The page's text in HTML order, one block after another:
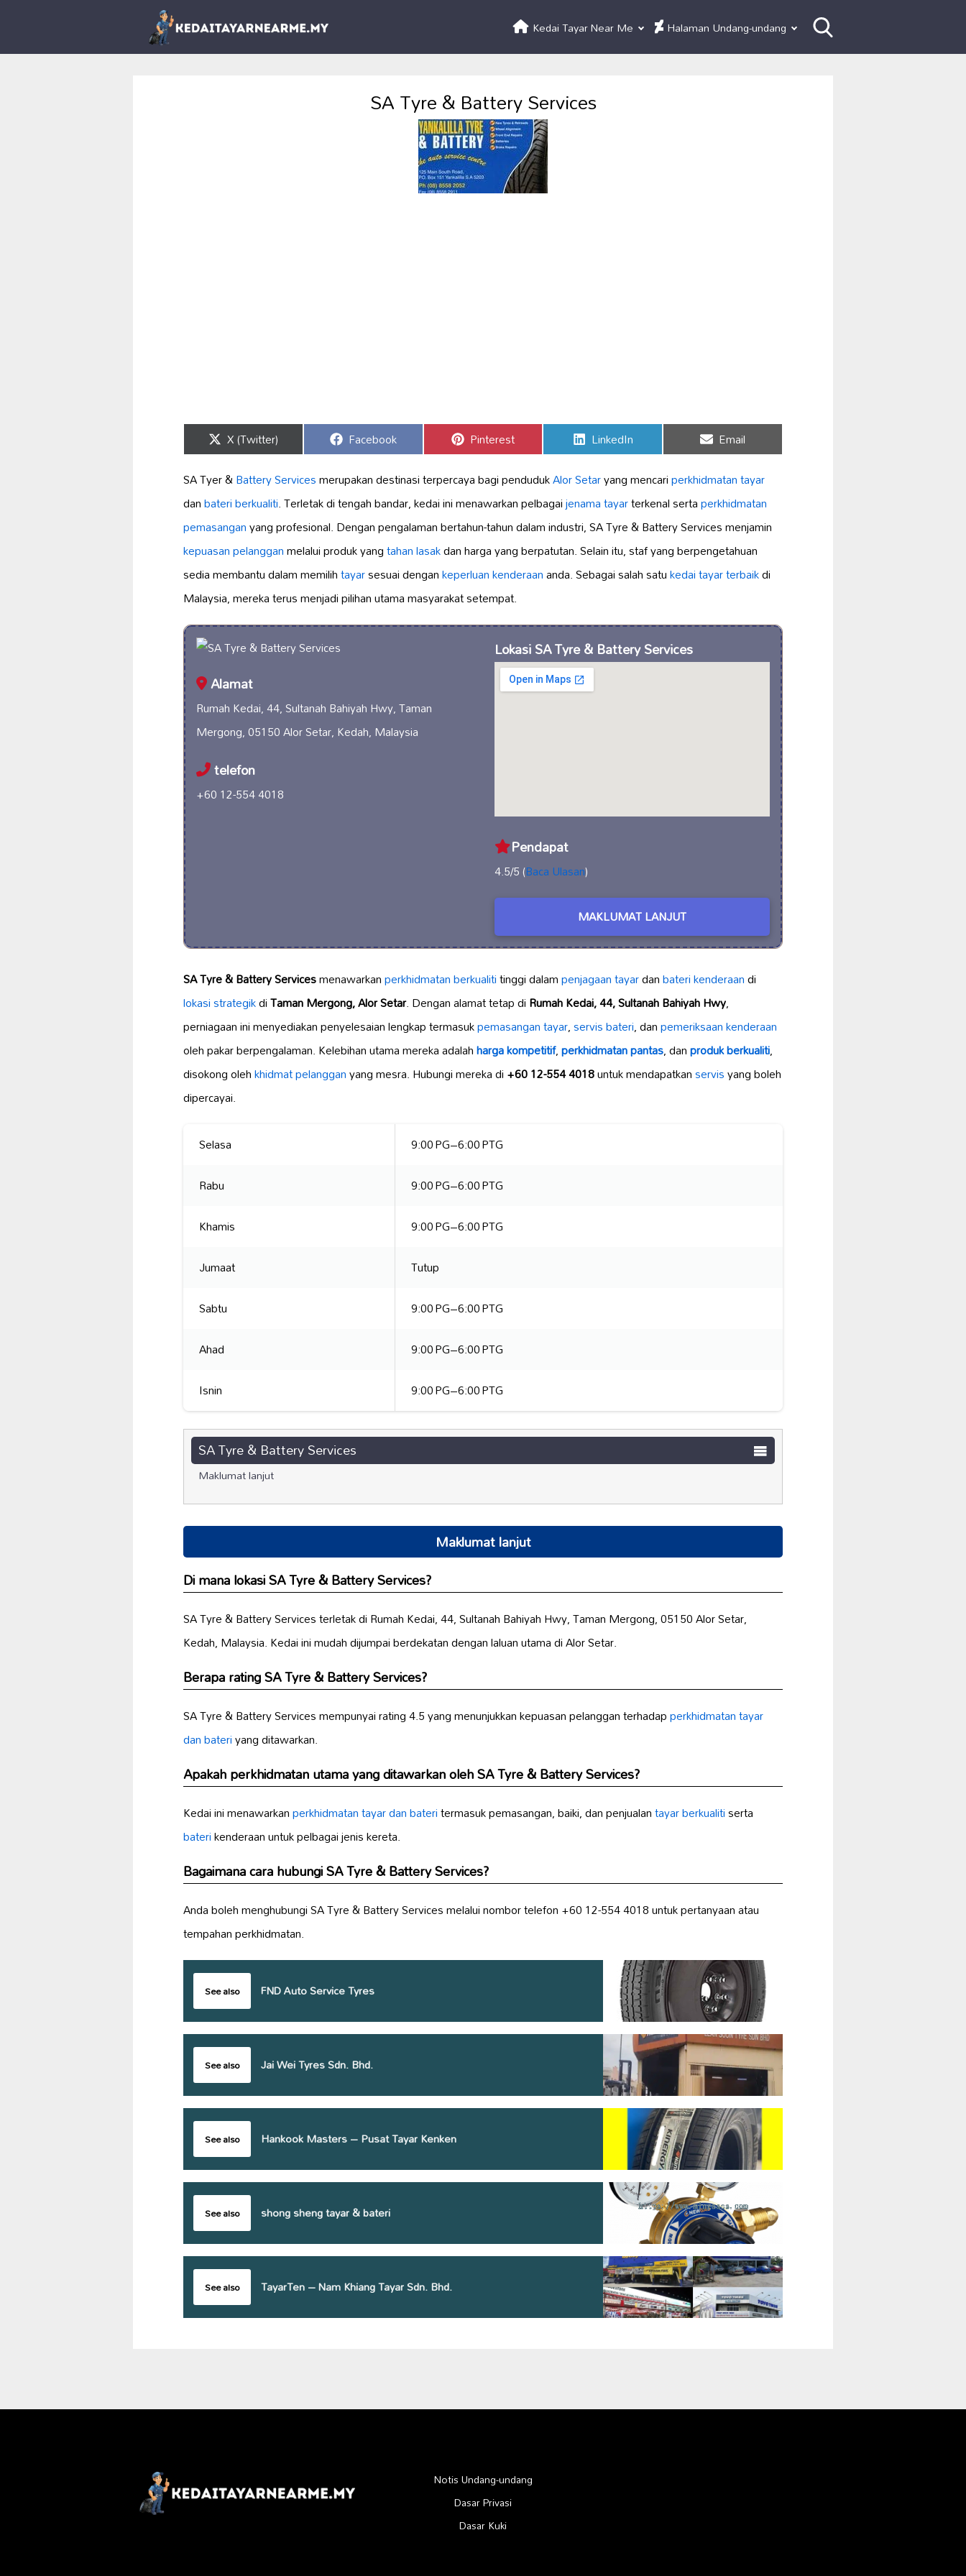
Kedai Tayar Near Me Halaman Undang-undang
SA Tyre & Battery Services
Share
on
X (Twitter) Share
on
Facebook Share
on
Pinterest Share
on
LinkedIn Share
on
Email
SA Tyer &Battery Servicesmerupakan destinasi terpercaya bagi pendudukAlor Setaryang mencariperkhidmatan tayar
danbateri berkualiti. Terletak di tengah bandar, kedai ini menawarkan pelbagaijenama tayarterkenal sertaperkhidmatan
pemasanganyang profesional. Dengan pengalaman bertahun-tahun dalam industri, SA Tyre & Battery Services menjamin
kepuasan pelangganmelalui produk yangtahan lasakdan harga yang berpatutan. Selain itu, staf yang berpengetahuan
sedia membantu dalam memilihtayarsesuai dengankeperluan kenderaananda. Sebagai salah satukedai tayar terbaikdi
Malaysia, mereka terus menjadi pilihan utama masyarakat setempat.
Alamat
Rumah Kedai, 44, Sultanah Bahiyah Hwy, Taman
Mergong, 05150 Alor Setar, Kedah, Malaysia
telefon
+60 12-554 4018
Lokasi SA Tyre & Battery Services
Pendapat
4.5/5 (Baca Ulasan)
MAKLUMAT LANJUT
SA Tyre & Battery Servicesmenawarkanperkhidmatan berkualititinggi dalampenjagaan tayardanbateri kenderaandi
lokasi strategikdiTaman Mergong, Alor Setar. Dengan alamat tetap diRumah Kedai, 44, Sultanah Bahiyah Hwy,
perniagaan ini menyediakan penyelesaian lengkap termasukpemasangan tayar,servis bateri, danpemeriksaan kenderaan
oleh pakar berpengalaman. Kelebihan utama mereka adalahharga kompetitif,perkhidmatan pantas, danproduk berkualiti,
disokong olehkhidmat pelangganyang mesra. Hubungi mereka di+60 12-554 4018untuk mendapatkanservisyang boleh
dipercayai.
Selasa
9:00 PG–6:00 PTG
Rabu
9:00 PG–6:00 PTG
Khamis
9:00 PG–6:00 PTG
Jumaat
Tutup
Sabtu
9:00 PG–6:00 PTG
Ahad
9:00 PG–6:00 PTG
Isnin
9:00 PG–6:00 PTG
SA Tyre & Battery Services
Maklumat lanjut
Maklumat lanjut
Di mana lokasi SA Tyre & Battery Services?
SA Tyre & Battery Services terletak di Rumah Kedai, 44, Sultanah Bahiyah Hwy, Taman Mergong, 05150 Alor Setar,
Kedah, Malaysia. Kedai ini mudah dijumpai berdekatan dengan laluan utama di Alor Setar.
Berapa rating SA Tyre & Battery Services?
SA Tyre & Battery Services mempunyai rating 4.5 yang menunjukkan kepuasan pelanggan terhadapperkhidmatan tayar
dan bateriyang ditawarkan.
Apakah perkhidmatan utama yang ditawarkan oleh SA Tyre & Battery Services?
Kedai ini menawarkanperkhidmatantayar dan bateritermasuk pemasangan, baiki, dan penjualantayar berkualitiserta
baterikenderaan untuk pelbagai jenis kereta.
Bagaimana cara hubungi SA Tyre & Battery Services?
Anda boleh menghubungi SA Tyre & Battery Services melalui nombor telefon +60 12-554 4018 untuk pertanyaan atau
tempahan perkhidmatan.
See also FND Auto Service Tyres
See also Jai Wei Tyres Sdn. Bhd.
See also Hankook Masters – Pusat Tayar Kenken
See also shong sheng tayar & bateri
See also TayarTen – Nam Khiang Tayar Sdn. Bhd.
Notis Undang-undang
Dasar Privasi
Dasar Kuki